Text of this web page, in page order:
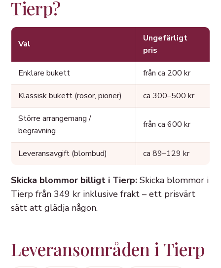
Tierp?
Val
Ungefärligt
pris
Enklare bukett från ca 200 kr
Klassisk bukett (rosor, pioner) ca 300–500 kr
Större arrangemang /
begravning
från ca 600 kr
Leveransavgift (blombud) ca 89–129 kr
Skicka blommor billigt i Tierp: Skicka blommor i
Tierp från 349 kr inklusive frakt – ett prisvärt
sätt att glädja någon.
Leveransområden i Tierp